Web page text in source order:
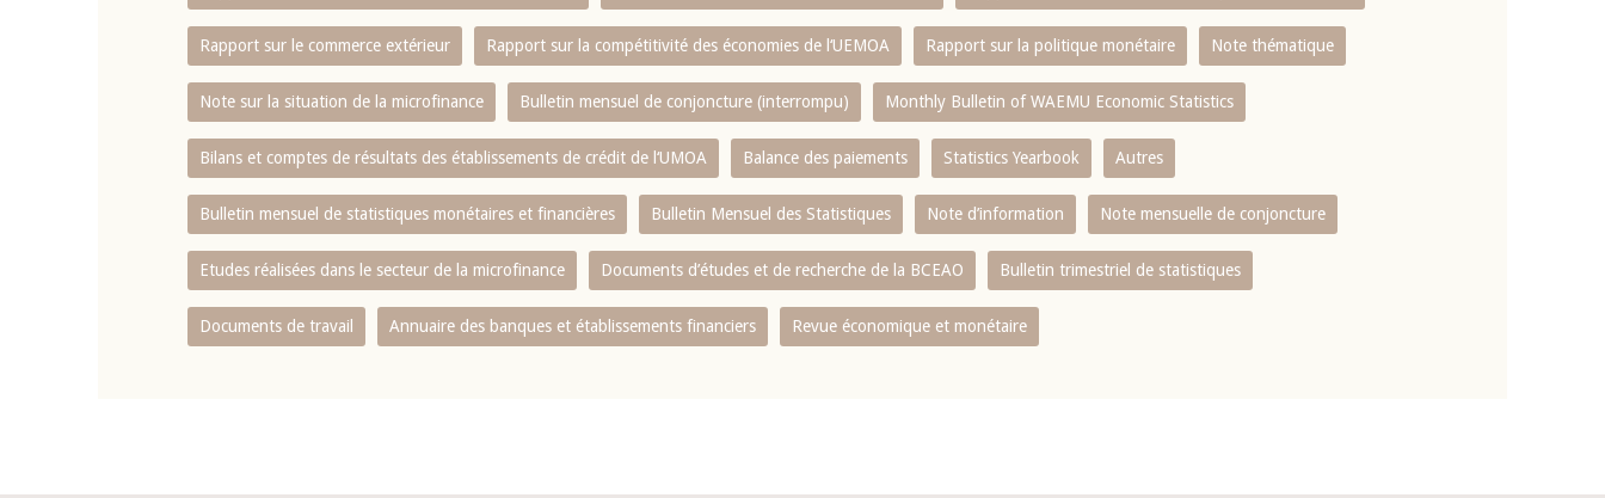
Rapport sur le commerce extérieur Rapport sur la compétitivité des économies de l‘UEMOA Rapport sur la politique monétaire Note thématique
Note sur la situation de la microfinance Bulletin mensuel de conjoncture (interrompu) Monthly Bulletin of WAEMU Economic Statistics
Bilans et comptes de résultats des établissements de crédit de l‘UMOA Balance des paiements Statistics Yearbook Autres
Bulletin mensuel de statistiques monétaires et financières Bulletin Mensuel des Statistiques Note d’information Note mensuelle de conjoncture
Etudes réalisées dans le secteur de la microfinance Documents d’études et de recherche de la BCEAO Bulletin trimestriel de statistiques
Documents de travail Annuaire des banques et établissements financiers Revue économique et monétaire